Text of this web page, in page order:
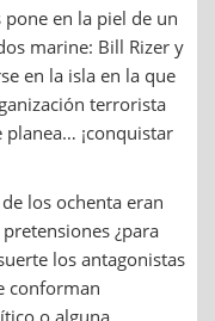
en la piel de un
marine: Bill Rizer y
en la isla en la que
terrorista
planea… ¡conquistar
los ochenta eran
¿para
los antagonistas
conforman
o alguna